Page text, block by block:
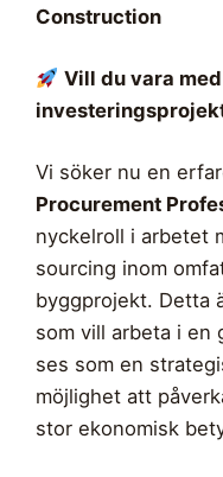
Construction
Vill du vara
Vi söker nu en
Procurement
nyckelroll i arbetet
sourcing inom
byggprojekt. Detta
som vill arbeta i en
ses som en
möjlighet att
stor ekonomisk